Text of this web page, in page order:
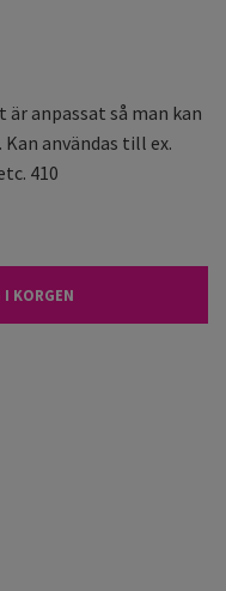
anpassat så man kan
användas till ex.
410
I KORGEN